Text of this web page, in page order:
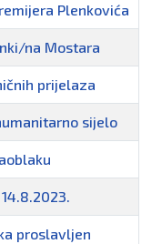
Plenkovića
na Mostara
prijelaza
sijelo
proslavljen